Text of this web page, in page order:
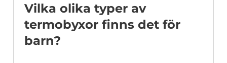
Vilka olika typer av
termobyxor finns det för
barn?